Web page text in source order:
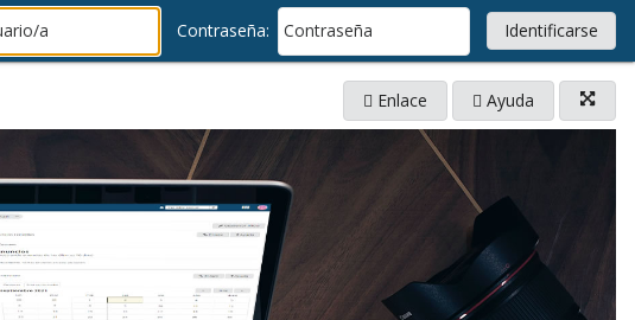
Contraseña:
Enlace Ayuda
Abrir
en
ventana